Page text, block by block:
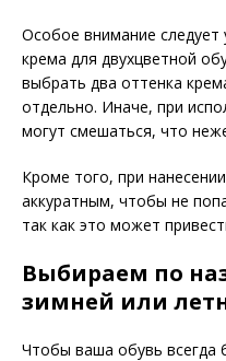
Особое внимание следует
крема для двухцветной
выбрать два оттенка
отдельно. Иначе, при
могут смешаться, что
Кроме того, при
аккуратным, чтобы не
так как это может
Выбираем по
зимней или
Чтобы ваша обувь всегда